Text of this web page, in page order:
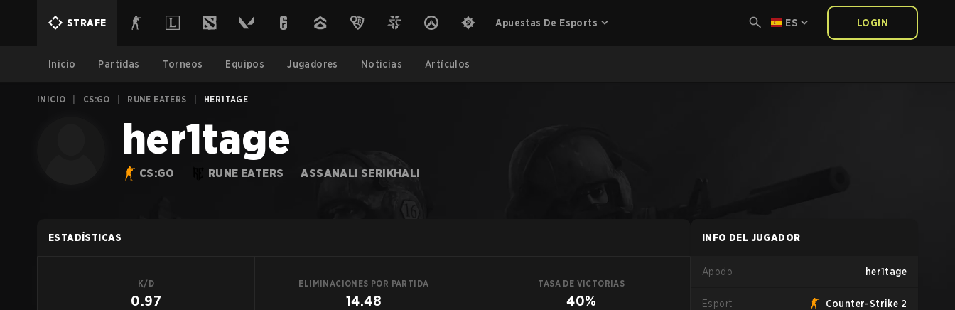
STRAFE Apuestas De Esports ES LOGIN
Inicio Partidas Torneos Equipos Jugadores Noticias Artículos
INICIO CS:GO RUNE EATERS HER1TAGE
her1tage
CS:GO RUNE EATERS ASSANALI SERIKHALI
ESTADÍSTICAS
K/D
0.97
ELIMINACIONES POR PARTIDA
14.48
TASA DE VICTORIAS
40%
INFO DEL JUGADOR
Apodo her1tage
Esport Counter-Strike 2